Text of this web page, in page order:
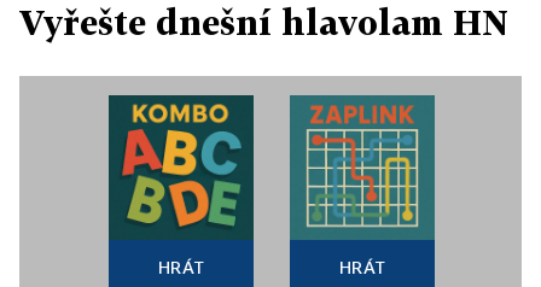
Vyřešte dnešní hlavolam HN
HRÁT HRÁT